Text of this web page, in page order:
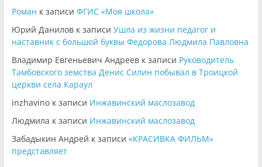
Роман к записи ФГИС «Моя школа»
Юрий Даниловк записи Ушла из жизни педагог и
наставник с большой буквы Федорова Людмила Павловна
Владимир Евгеньевич Андреевк записи Руководитель
Тамбовского земства Денис Силин побывал в Троицкой
церкви села Караул
inzhavinoк записи Инжавинский маслозавод
Людмила к записи Инжавинский маслозавод
Забадыкин Андрей к записи «КРАСИВКА ФИЛЬМ»
представляет